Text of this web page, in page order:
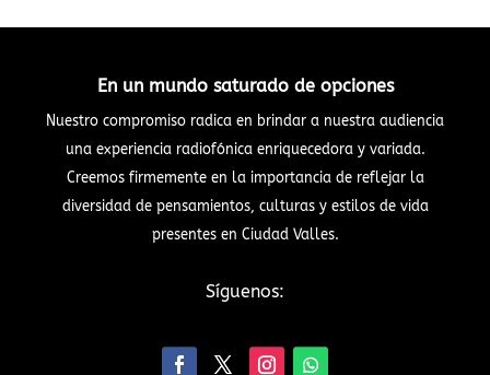
En un mundo saturado de opciones
Nuestro compromiso radica en brindar a nuestra audiencia
una experiencia radiofónica enriquecedora y variada.
Creemos firmemente en la importancia de reflejar la
diversidad de pensamientos, culturas y estilos de vida
presentes en Ciudad Valles.
Síguenos: